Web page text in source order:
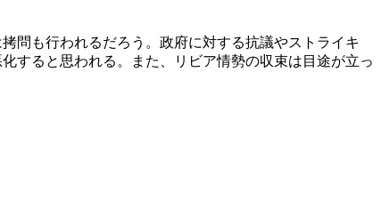
問も行われるだろう。政府に対する抗議やストライキ
すると思われる。また、リビア情勢の収束は目途が立っ